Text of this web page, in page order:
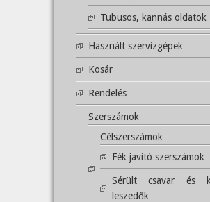
Tubusos, kannás oldatok
Használt szervízgépek
Kosár
Rendelés
Szerszámok
Célszerszámok
Fék javító szerszámok
Sérült csavar és
leszedők